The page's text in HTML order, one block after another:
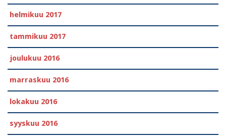
helmikuu 2017
tammikuu 2017
joulukuu 2016
marraskuu 2016
lokakuu 2016
syyskuu 2016